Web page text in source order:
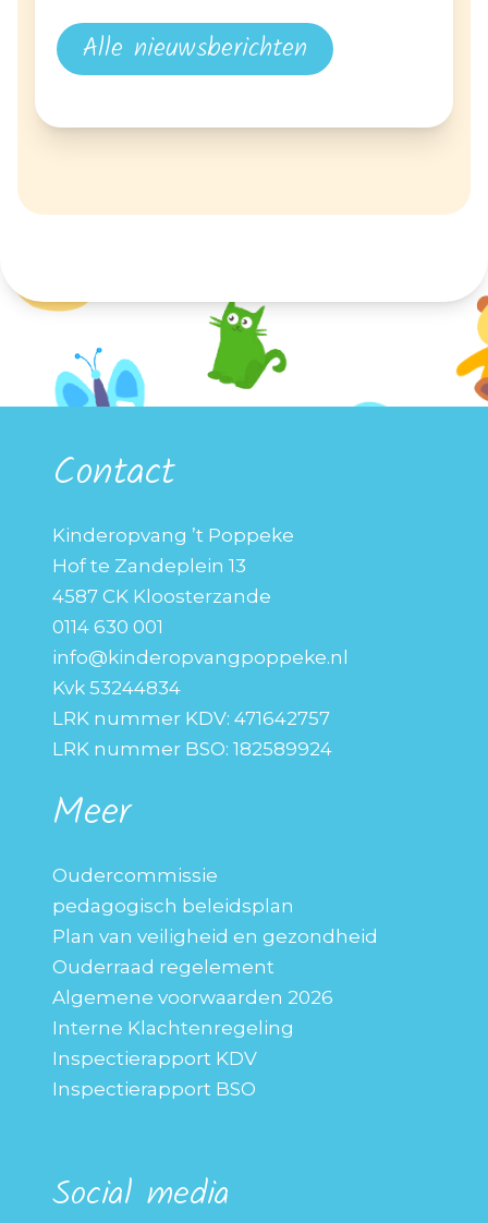
Alle nieuwsberichten
Contact
Kinderopvang ’t Poppeke
Hof te Zandeplein 13
4587 CK Kloosterzande
0114 630 001
info@kinderopvangpoppeke.nl
Kvk 53244834
LRK nummer KDV: 471642757
LRK nummer BSO: 182589924
Meer
Oudercommissie
pedagogisch beleidsplan
Plan van veiligheid en gezondheid
Ouderraad regelement
Algemene voorwaarden 2026
Interne Klachtenregeling
Inspectierapport KDV
Inspectierapport BSO
Social media